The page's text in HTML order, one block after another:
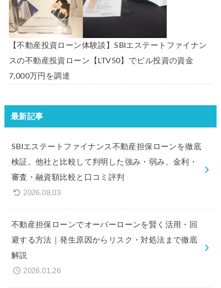
【不動産投資ローン体験談】SBIエステートファイナン
スの不動産投資ローン【LTV50】でビル投資の資金
7,000万円を調達
最新記事
SBIエステートファイナンス不動産担保ローンを徹底
検証。他社と比較して判明した強み・弱み、金利・
審査・融資額比較と口コミ評判
2026.08.03
不動産担保ローンでオーバーローンを賢く活用・回
避する方法｜発生原因からリスク・対処法まで徹底
解説
2026.01.26